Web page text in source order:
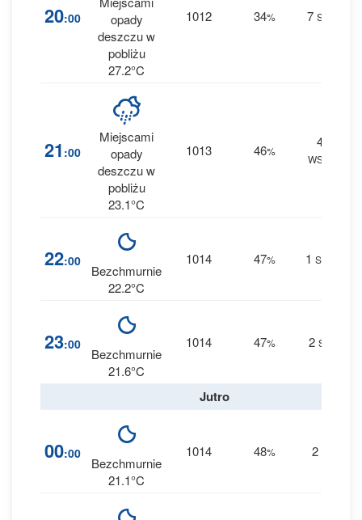
20:00
opady
deszczu w
pobliżu
27.2°C
1012 34% 7 SW
21 :00
Miejscami
opady
deszczu w
pobliżu
23.1°C
1013 46%
4
WSW
22:00
Bezchmurnie
22.2°C
1014 47% 1 SSE
23:00
Bezchmurnie
21.6°C
1014 47% 2 SE
Jutro
00:00
Bezchmurnie
21.1°C
1014 48% 2